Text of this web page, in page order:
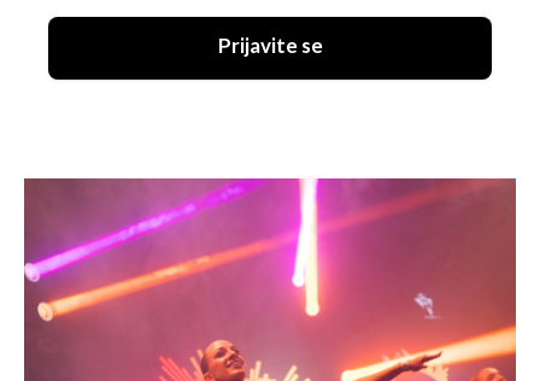
Prijavite se